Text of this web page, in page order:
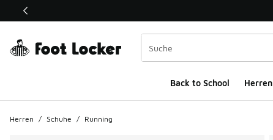
Dieser Link öffnet sich in einem neuen Fenster
Back to School Herren
Herren / Schuhe / Running